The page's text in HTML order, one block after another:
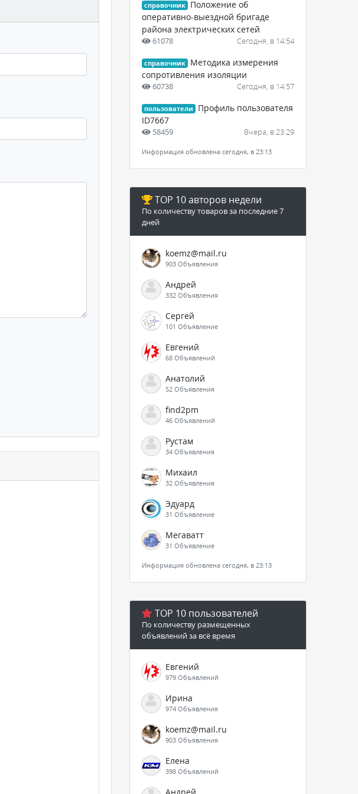
справочник
Положение об
оперативно-выездной бригаде
района электрических сетей
61078 Сегодня, в 14:54
справочник
Методика измерения
сопротивления изоляции
60738 Сегодня, в 14:57
пользователи
Профиль пользователя
ID7667
58459 Вчера, в 23:29
Информация обновлена сегодня, в 23:13
TOP 10 авторов недели
По количеству товаров за последние 7
дней
koemz@mail.ru
903 Объявления
Андрей
332 Объявления
Сергей
101 Объявление
Евгений
68 Объявлений
Анатолий
52 Объявления
find2pm
46 Объявлений
Рустам
34 Объявления
Михаил
32 Объявления
Эдуард
31 Объявление
Мегаватт
31 Объявление
Информация обновлена сегодня, в 23:13
TOP 10 пользователей
По количеству размещенных
объявлений за всё время
Евгений
979 Объявлений
Ирина
974 Объявления
koemz@mail.ru
903 Объявления
Елена
398 Объявлений